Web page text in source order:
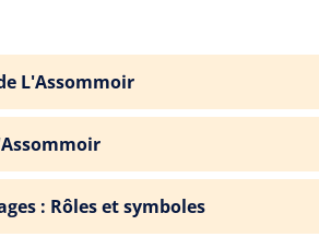
L'Assommoir
: Rôles et symboles